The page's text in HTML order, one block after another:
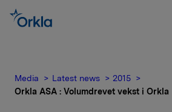
Media Latest news
2015
Orkla ASA : Volumdrevet vekst i Orkla